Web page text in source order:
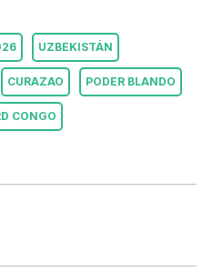
UZBEKISTÁN
CURAZAO PODER BLANDO
CONGO